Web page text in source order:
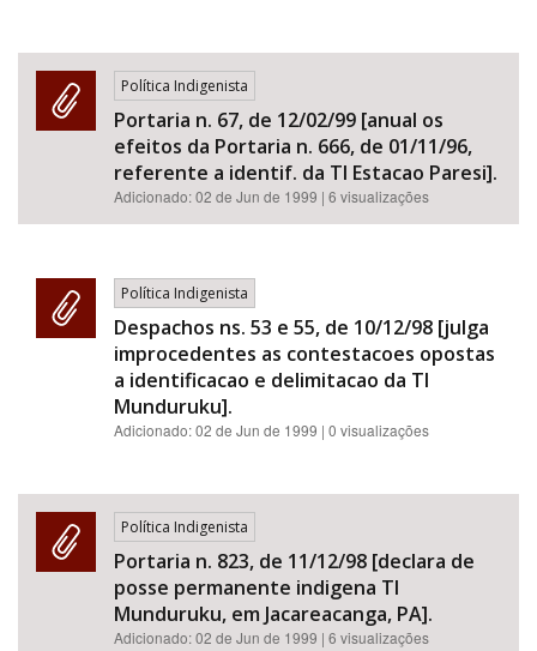
Política Indigenista
Portaria n. 67, de 12/02/99 [anual os
efeitos da Portaria n. 666, de 01/11/96,
referente a identif. da TI Estacao Paresi].
Adicionado:02 de Jun de 1999 | 6 visualizações
Política Indigenista
Despachos ns. 53 e 55, de 10/12/98 [julga
improcedentes as contestacoes opostas
a identificacao e delimitacao da TI
Munduruku].
Adicionado:02 de Jun de 1999 | 0 visualizações
Política Indigenista
Portaria n. 823, de 11/12/98 [declara de
posse permanente indigena TI
Munduruku, em Jacareacanga, PA].
Adicionado:02 de Jun de 1999 | 6 visualizações